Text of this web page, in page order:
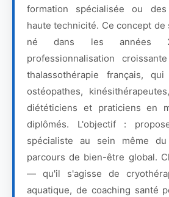
formation spécialisée ou
haute technicité. Ce concept
né dans les années
professionnalisation
thalassothérapie français,
ostéopathes,
diététiciens et praticiens en
diplômés. L'objectif :
spécialiste au sein même
parcours de bien-être global.
— qu'il s'agisse de
aquatique, de coaching santé